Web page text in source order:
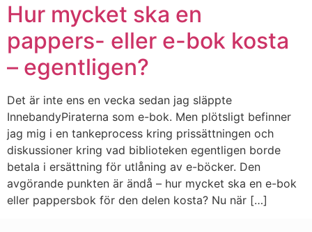
Hur mycket ska en
pappers- eller e-bok kosta
– egentligen?
Det är inte ens en vecka sedan jag släppte
InnebandyPiraterna som e-bok. Men plötsligt befinner
jag mig i en tankeprocess kring prissättningen och
diskussioner kring vad biblioteken egentligen borde
betala i ersättning för utlåning av e-böcker. Den
avgörande punkten är ändå – hur mycket ska en e-bok
eller pappersbok för den delen kosta? Nu när […]